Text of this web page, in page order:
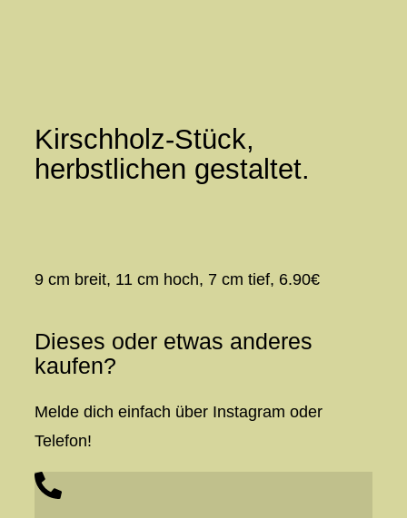
Kirschholz-Stück,
herbstlichen gestaltet.
9 cm breit, 11 cm hoch, 7 cm tief, 6.90€
Dieses oder etwas anderes
kaufen?
Melde dich einfach über Instagram oder
Telefon!